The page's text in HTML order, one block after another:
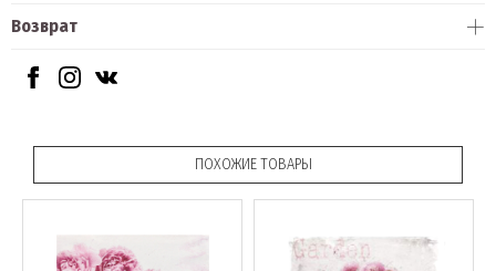
Возврат
ПОХОЖИЕ ТОВАРЫ